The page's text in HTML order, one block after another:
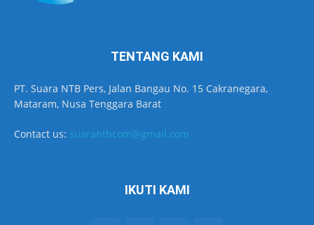
TENTANG KAMI
PT. Suara NTB Pers, Jalan Bangau No. 15 Cakranegara,
Mataram, Nusa Tenggara Barat
Contact us: suarantbcom@gmail.com
IKUTI KAMI